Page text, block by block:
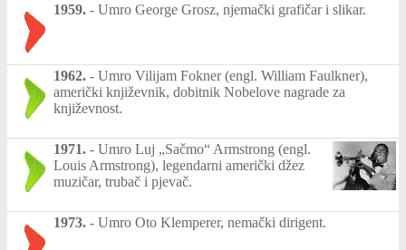
1959. - Umro George Grosz, njemački grafičar i slikar.
1962. - Umro Vilijam Fokner (engl. William Faulkner),
američki književnik, dobitnik Nobelove nagrade za
književnost.
1971. - Umro Luj „Sačmo“ Armstrong (engl.
Louis Armstrong), legendarni američki džez
muzičar, trubač i pjevač.
1973. - Umro Oto Klemperer, nemački dirigent.